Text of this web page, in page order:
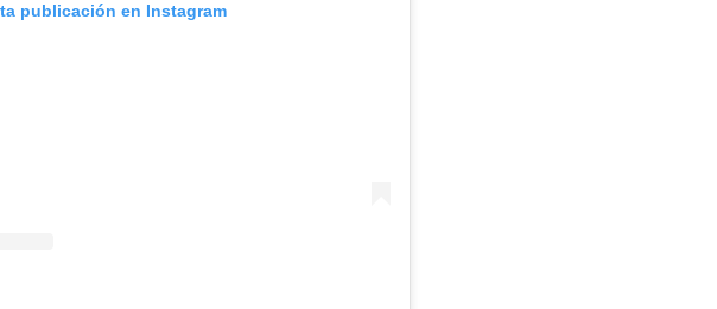
publicación en Instagram